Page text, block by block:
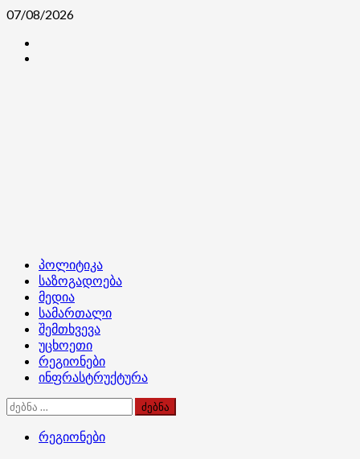
Skip
content
07/08/2026
Primary
Menu
პოლიტიკა
საზოგადოება
მედია
სამართალი
შემთხვევა
უცხოეთი
რეგიონები
ინფრასტრუქტურა
ძებნა:
რეგიონები